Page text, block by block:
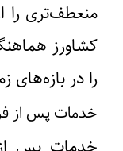
منعطف‌تری را
کشاورز
را در بازه‌های
خدمات پس از